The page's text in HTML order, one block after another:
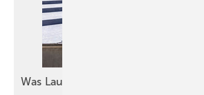
Was Lautes am